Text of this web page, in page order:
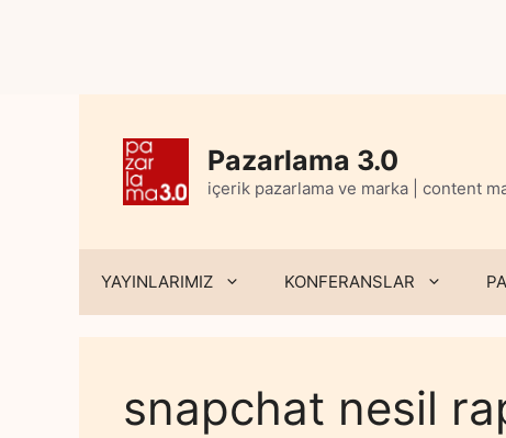
Pazarlama 3.0
içerik pazarlama ve marka | content
YAYINLARIMIZ KONFERANSLAR
snapchat nesil